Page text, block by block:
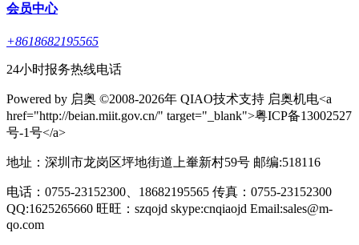
会员中心
+8618682195565
24小时报务热线电话
Powered by 启奥 ©2008-2026年 QIAO技术支持 启奥机电<a
href="http://beian.miit.gov.cn/" target="_blank">粤ICP备13002527
号-1号</a>
地址：深圳市龙岗区坪地街道上輋新村59号 邮编:518116
电话：0755-23152300、18682195565 传真：0755-23152300
QQ:1625265660 旺旺：szqojd skype:cnqiaojd Email:sales@m-
qo.com